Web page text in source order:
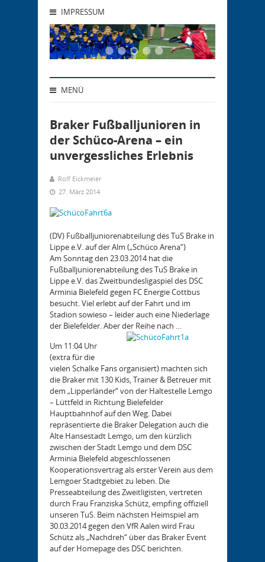
IMPRESSUM
MENÜ
Braker Fußballjunioren in
der Schüco-Arena – ein
unvergessliches Erlebnis
Rolf Eickmeier
27. März 2014
(DV) Fußballjuniorenabteilung des TuS Brake in
Lippe e.V. auf der Alm („Schüco Arena“)
Am Sonntag den 23.03.2014 hat die
Fußballjuniorenabteilung des TuS Brake in
Lippe e.V. das Zweitbundesligaspiel des DSC
Arminia Bielefeld gegen FC Energie Cottbus
besucht. Viel erlebt auf der Fahrt und im
Stadion sowieso – leider auch eine Niederlage
der Bielefelder. Aber der Reihe nach …
Um 11:04 Uhr
(extra für die
vielen Schalke Fans organisiert) machten sich
die Braker mit 130 Kids, Trainer & Betreuer mit
dem „Lipperländer“ von der Haltestelle Lemgo
– Lüttfeld in Richtung Bielefelder
Hauptbahnhof auf den Weg. Dabei
repräsentierte die Braker Delegation auch die
Alte Hansestadt Lemgo, um den kürzlich
zwischen der Stadt Lemgo und dem DSC
Arminia Bielefeld abgeschlossenen
Kooperationsvertrag als erster Verein aus dem
Lemgoer Stadtgebiet zu leben. Die
Presseabteilung des Zweitligisten, vertreten
durch Frau Franziska Schütz, empfing offiziell
unseren TuS. Beim nächsten Heimspiel am
30.03.2014 gegen den VfR Aalen wird Frau
Schütz als „Nachdreh“ über das Braker Event
auf der Homepage des DSC berichten.